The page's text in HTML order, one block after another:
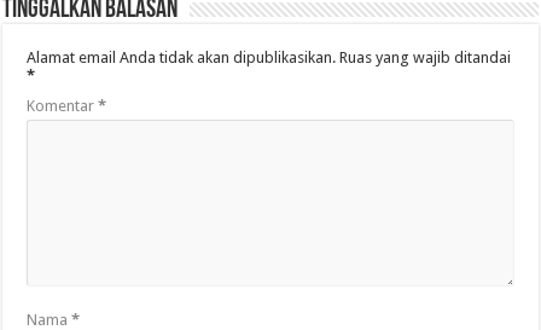
Tinggalkan Balasan
Alamat email Anda tidak akan dipublikasikan. Ruas yang wajib ditandai
*
Komentar*
Nama*